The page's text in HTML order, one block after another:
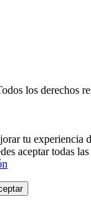
los derechos
tu experiencia
aceptar todas